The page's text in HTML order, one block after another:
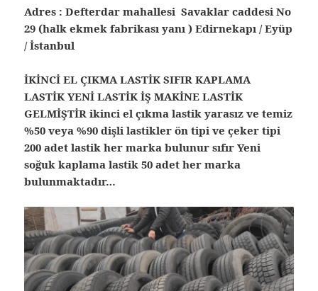
Adres : Defterdar mahallesi Savaklar caddesi No
29 (halk ekmek fabrikası yanı ) Edirnekapı / Eyüp
/ İstanbul
İKİNCİ EL ÇIKMA LASTİK SIFIR KAPLAMA
LASTİK YENİ LASTİK İŞ MAKİNE LASTİK
GELMİŞTİR ikinci el çıkma lastik yarasız ve temiz
%50 veya %90 dişli lastikler ön tipi ve çeker tipi
200 adet lastik her marka bulunur sıfır Yeni
soğuk kaplama lastik 50 adet her marka
bulunmaktadır…